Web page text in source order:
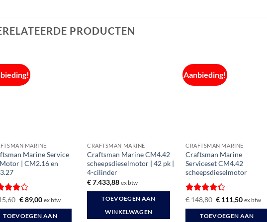
PRODUCTEN
MARINE
Marine Service
| CM2.16 en
Oorspronkelijke
was:
€ 115,60.
€89,00Huidige
is:
€ 89,00.
ex btw
TOEVOEGEN AAN
CRAFTSMAN MARINE
Craftsman Marine CM4.42
scheepsdieselmotor | 42 pk |
4-cilinder
€7.433,88 ex btw
TOEVOEGEN AAN
WINKELWAGEN
Aanbieding!
CRAFTSMAN MARINE
Craftsman Marine
Serviceset CM4.42
scheepsdieselmotor
Gewaardeerd
€148,80 Oorspronkelijke
was:
€ 148,80.
€ 111,50Huidige
is:
€ 111,50.
ex btw
TOEVOEGEN AAN